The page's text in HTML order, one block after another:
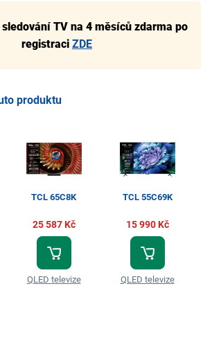
TV na 4 měsíců zdarma po
registraci ZDE
produktu
TCL 65C8K
25 587 Kč
QLED televize
TCL 55C69K
15 990 Kč
QLED televize